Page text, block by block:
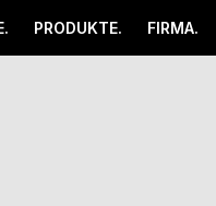
PRODUKTE. FIRMA.